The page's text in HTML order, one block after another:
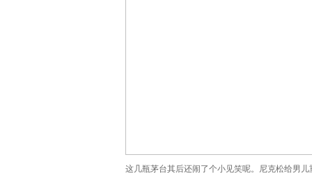
这几瓶茅台其后还闹了个小见笑呢。尼克松给男